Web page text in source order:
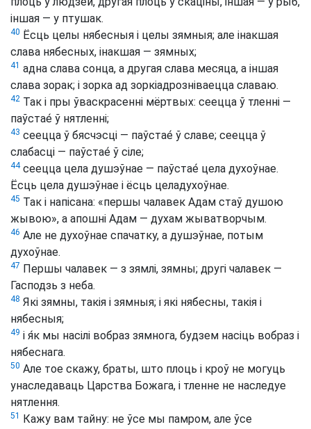
іншая — у птушак.
40 Ёсць целы нябесныя і целы зямныя; але інакшая
слава нябесных, інакшая — зямных;
41 адна слава сонца, а другая слава месяца, а іншая
слава зорак; і зорка ад зоркіадрозніваецца славаю.
42 Так і пры ўваскрасенні мёртвых: сеецца ў тленні —
паўстае́ ў нятленні;
43 сеецца ў бясчэсці — паўстае́ ў славе; сеецца ў
слабасці — паўстае́ ў сіле;
44сеецца цела душэўнае — паўстае́ цела духоўнае.
Ёсць цела душэўнае і ёсць целадухоўнае.
45 Так і напісана: «першы чалавек Адам стаў душою
жывою», а апошні Адам — духам жыватворчым.
46 Але не духоўнае спачатку, а душэўнае, потым
духоўнае.
47 Першы чалавек — з зямлі, зямны; другі чалавек —
Гасподзь з неба.
48 Які зямны, такія і зямныя; і які нябесны, такія і
нябесныя;
49 і я́к мы насілі вобраз зямнога, будзем насіць вобраз і
нябеснага.
50 Але тое скажу, браты, што плоць і кроў не могуць
унаследаваць Царства Божага, і тленне не наследуе
нятлення.
51
Кажу вам тайну: не ўсе мы памром, але ўсе